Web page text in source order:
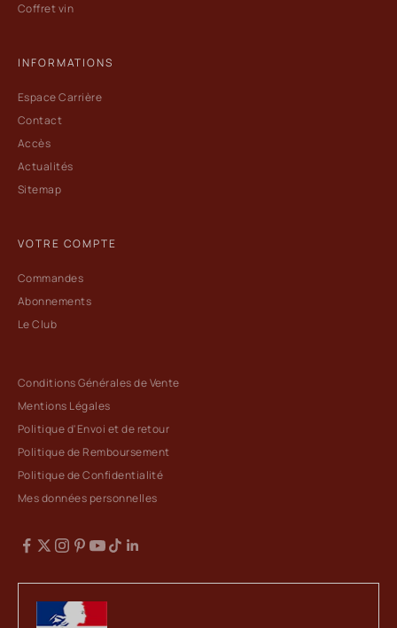
Coffret vin
INFORMATIONS
Espace Carrière
Contact
Accès
Actualités
Sitemap
VOTRE COMPTE
Commandes
Abonnements
Le Club
Conditions Générales de Vente
Mentions Légales
Politique d'Envoi et de retour
Politique de Remboursement
Politique de Confidentialité
Mes données personnelles